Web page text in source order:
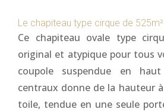
Le chapiteau type cirque de 525m²
Ce chapiteau ovale type
original et atypique pour tous
coupole suspendue en
centraux donne de la hauteur
toile, tendue en une seule